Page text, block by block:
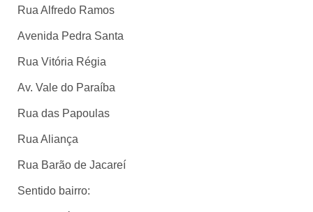
Rua Alfredo Ramos
Avenida Pedra Santa
Rua Vitória Régia
Av. Vale do Paraíba
Rua das Papoulas
Rua Aliança
Rua Barão de Jacareí
Sentido bairro: